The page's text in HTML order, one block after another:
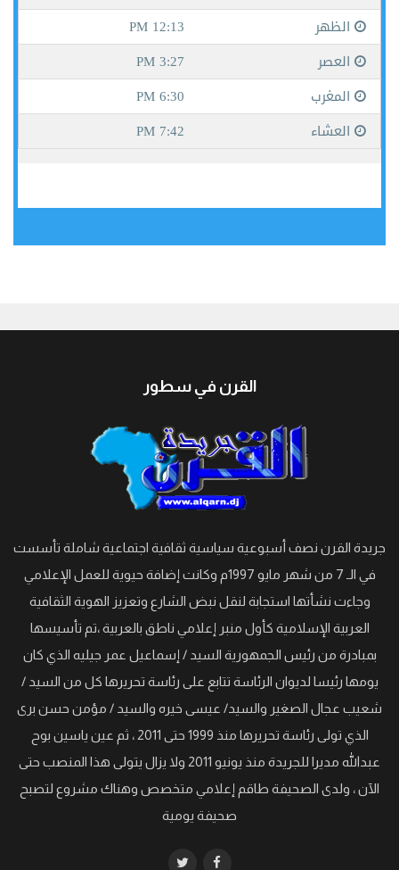
القرن في سطور
جريدة القرن نصف أسبوعية سياسية ثقافية اجتماعية شاملة تأسست
في الـ 7 من شهر مايو 1997م وكانت إضافة حيوية للعمل الإعلامي
وجاءت نشأتها استجابة لنقل نبض الشارع وتعزيز الهوية الثقافية
العربية الإسلامية كأول منبر إعلامي ناطق بالعربية ،تم تأسيسها
بمبادرة من رئيس الجمهورية السيد / إسماعيل عمر جيليه الذي كان
يومها رئيسا لديوان الرئاسة تتابع على رئاسة تحريرها كل من السيد /
شعيب عجال الصغير والسيد/ عيسى خيره والسيد / مؤمن حسن برى
الذي تولى رئاسة تحريرها منذ 1999 حتى 2011 ، ثم عين ياسين بوح
عبدالله مديرا للجريدة منذ يونيو 2011 ولا يزال يتولى هذا المنصب حتى
الآن ، ولدى الصحيفة طاقم إعلامي متخصص وهناك مشروع لتصبح
صحيفة يومية